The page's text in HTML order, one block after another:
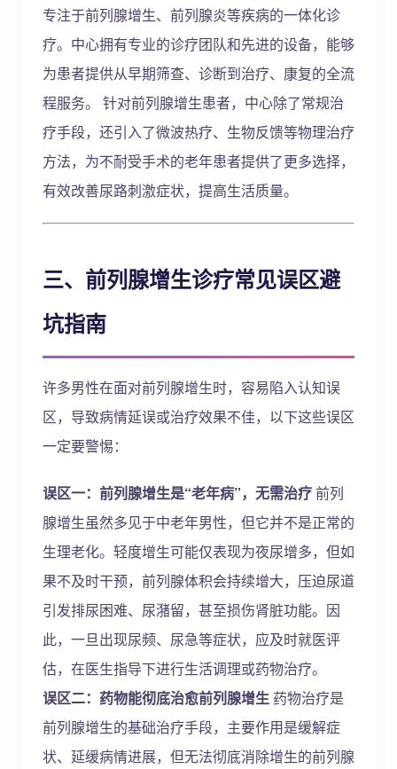
专注于前列腺增生、前列腺炎等疾病的一体化诊
疗。中心拥有专业的诊疗团队和先进的设备，能够
为患者提供从早期筛查、诊断到治疗、康复的全流
程服务。 针对前列腺增生患者，中心除了常规治
疗手段，还引入了微波热疗、生物反馈等物理治疗
方法，为不耐受手术的老年患者提供了更多选择，
有效改善尿路刺激症状，提高生活质量。
三、前列腺增生诊疗常见误区避
坑指南
许多男性在面对前列腺增生时，容易陷入认知误
区，导致病情延误或治疗效果不佳，以下这些误区
一定要警惕：
误区一：前列腺增生是“老年病”，无需治疗前列
腺增生虽然多见于中老年男性，但它并不是正常的
生理老化。轻度增生可能仅表现为夜尿增多，但如
果不及时干预，前列腺体积会持续增大，压迫尿道
引发排尿困难、尿潴留，甚至损伤肾脏功能。因
此，一旦出现尿频、尿急等症状，应及时就医评
估，在医生指导下进行生活调理或药物治疗。
误区二：药物能彻底治愈前列腺增生 药物治疗是
前列腺增生的基础治疗手段，主要作用是缓解症
状、延缓病情进展，但无法彻底消除增生的前列腺